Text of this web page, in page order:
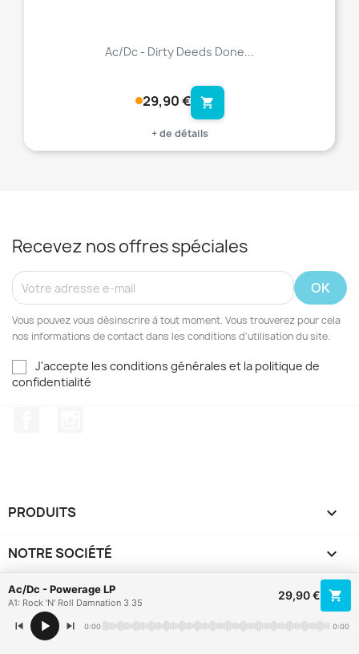
Ac/Dc - Dirty Deeds Done...
29,90 € shopping_cart
+ de détails
Recevez nos offres spéciales
Vous pouvez vous désinscrire à tout moment. Vous trouverez pour cela
nos informations de contact dans les conditions d'utilisation du site.
J'accepte les conditions générales et la politique de
confidentialité
PRODUITS 
NOTRE SOCIÉTÉ 
VOTRE COMPTE 
INFORMATIONS keyboard_arrow_down
Ac/Dc - Powerage LP
A1: Rock 'N' Roll Damnation 3 35
0:00 0:00
29,90 €